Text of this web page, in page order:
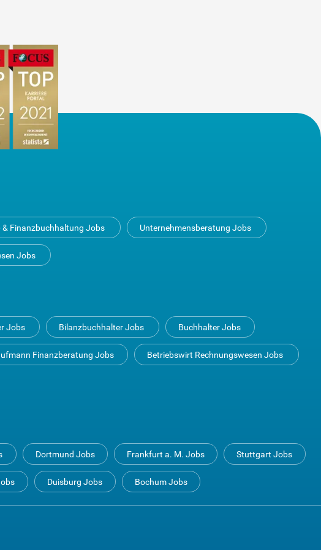
& Finanzbuchhaltung Jobs Unternehmensberatung Jobs
Jobs
Jobs Bilanzbuchhalter Jobs Buchhalter Jobs
Finanzberatung Jobs Betriebswirt Rechnungswesen Jobs
Dortmund Jobs Frankfurt a. M. Jobs Stuttgart Jobs
Duisburg Jobs Bochum Jobs